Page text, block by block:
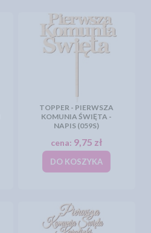
TOPPER - PIERWSZA
KOMUNIA ŚWIĘTA -
NAPIS (059S)
cena: 9,75 zł
DO KOSZYKA